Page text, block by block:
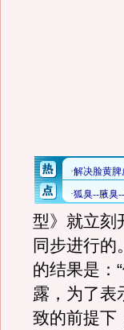
型》就立刻
同步进行的
的结果是：
露，为了表
致的前提下